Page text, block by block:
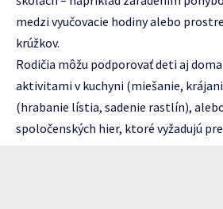
medzi vyučovacie hodiny alebo
krúžkov.
Rodičia môžu podporovať deti aj
aktivitami v kuchyni (miešanie,
(hrabanie lístia, sadenie rastlín),
spoločenských hier, ktoré vyžadujú